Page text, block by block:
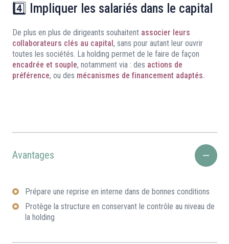
4️⃣ Impliquer les salariés dans le capital
De plus en plus de dirigeants souhaitent associer leurs
collaborateurs clés au capital, sans pour autant leur ouvrir
toutes les sociétés. La holding permet de le faire de façon
encadrée et souple, notamment via : des actions de
préférence, ou des mécanismes de financement adaptés.
Avantages
Prépare une reprise en interne dans de bonnes conditions
Protège la structure en conservant le contrôle au niveau de
la holding